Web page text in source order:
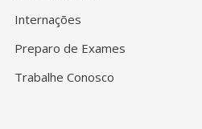
Internações
Preparo de Exames
Trabalhe Conosco